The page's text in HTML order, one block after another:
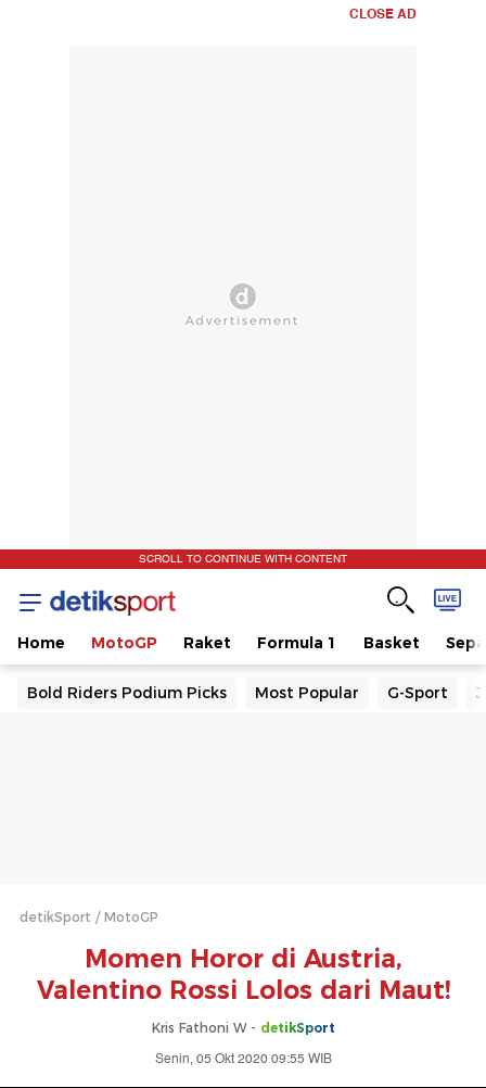
CLOSE AD
SCROLL TO CONTINUE WITH CONTENT
Home MotoGP Raket Formula 1 Basket
Bold Riders Podium Picks Most Popular G-Sport
detikSport MotoGP
Momen Horor di Austria,
Valentino Rossi Lolos dari Maut!
Kris Fathoni W - detikSport
Senin, 05 Okt 2020 09:55 WIB